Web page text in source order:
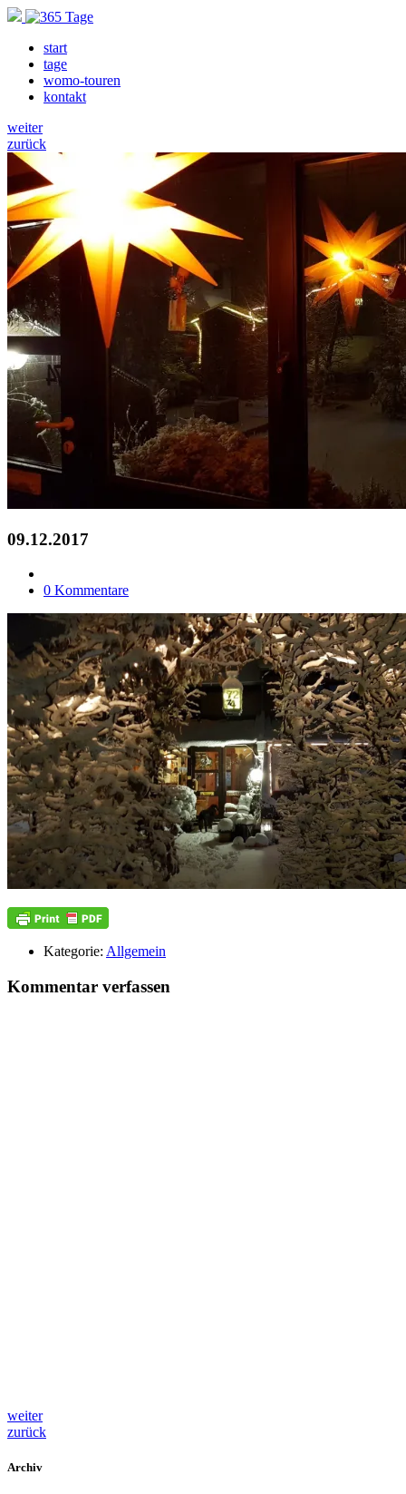
start
tage
womo-touren
kontakt
weiter
zurück
09.12.2017
0 Kommentare
Kategorie: Allgemein
Kommentar verfassen
weiter
zurück
Archiv